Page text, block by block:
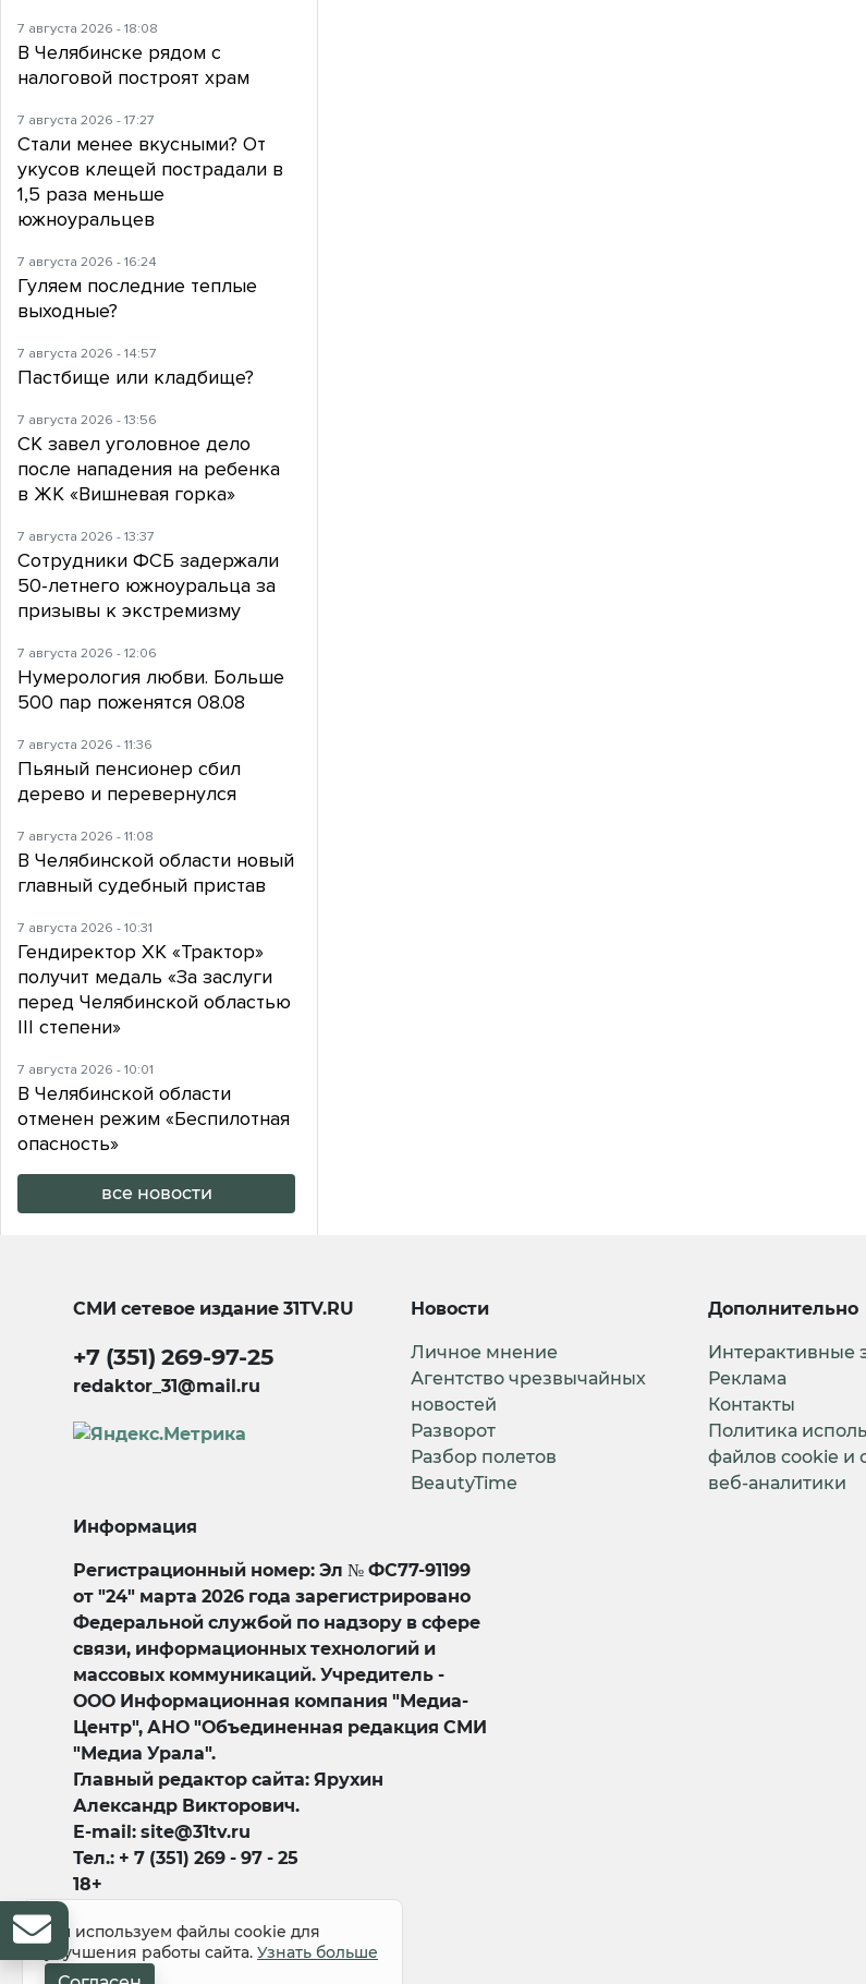
7 августа 2026 - 18:08
В Челябинске рядом с
налоговой построят храм
7 августа 2026 - 17:27
Стали менее вкусными? От
укусов клещей пострадали в
1,5 раза меньше
южноуральцев
7 августа 2026 - 16:24
Гуляем последние теплые
выходные?
7 августа 2026 - 14:57
Пастбище или кладбище?
7 августа 2026 - 13:56
СК завел уголовное дело
после нападения на ребенка
в ЖК «Вишневая горка»
7 августа 2026 - 13:37
Сотрудники ФСБ задержали
50-летнего южноуральца за
призывы к экстремизму
7 августа 2026 - 12:06
Нумерология любви. Больше
500 пар поженятся 08.08
7 августа 2026 - 11:36
Пьяный пенсионер сбил
дерево и перевернулся
7 августа 2026 - 11:08
В Челябинской области новый
главный судебный пристав
7 августа 2026 - 10:31
Гендиректор ХК «Трактор»
получит медаль «За заслуги
перед Челябинской областью
III степени»
7 августа 2026 - 10:01
В Челябинской области
отменен режим «Беспилотная
опасность»
все новости
СМИ сетевое издание31TV.RU
+7 (351) 269-97-25
redaktor_31@mail.ru
Новости
Личное мнение
Агентство чрезвычайных
новостей
Разворот
Разбор полетов
BeautyTime
Дополнительно
Интерактивные
Реклама
Контакты
Политика
файлов cookie и
веб-аналитики
Информация
Регистрационный номер: Эл № ФС77-91199
от "24" марта 2026 года зарегистрировано
Федеральной службой по надзору в сфере
связи, информационных технологий и
массовых коммуникаций. Учредитель -
ООО Информационная компания "Медиа-
Центр", АНО "Объединенная редакция СМИ
"Медиа Урала".
Главный редактор сайта: Ярухин
Александр Викторович.
E-mail: site@31tv.ru
Тел.: + 7 (351) 269 - 97 - 25
18+
Мы используем файлы cookie для
улучшения работы сайта. Узнать больше